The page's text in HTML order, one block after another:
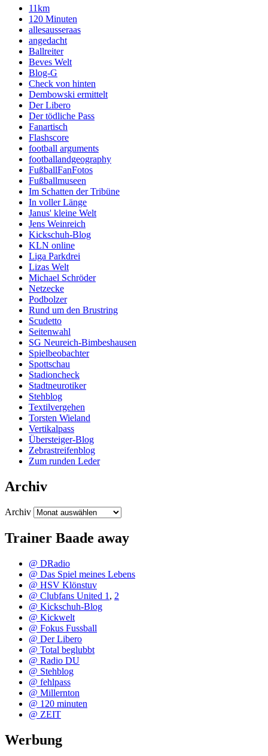
11km
120 Minuten
allesausseraas
angedacht
Ballreiter
Beves Welt
Blog-G
Check von hinten
Dembowski ermittelt
Der Libero
Der tödliche Pass
Fanartisch
Flashscore
football arguments
footballandgeography
FußballFanFotos
Fußballmuseen
Im Schatten der Tribüne
In voller Länge
Janus' kleine Welt
Jens Weinreich
Kickschuh-Blog
KLN online
Liga Parkdrei
Lizas Welt
Michael Schröder
Netzecke
Podbolzer
Rund um den Brustring
Scudetto
Seitenwahl
SG Neureich-Bimbeshausen
Spielbeobachter
Spottschau
Stadioncheck
Stadtneurotiker
Stehblog
Textilvergehen
Torsten Wieland
Vertikalpass
Übersteiger-Blog
Zebrastreifenblog
Zum runden Leder
Archiv
Archiv
Trainer Baade away
@ DRadio
@ Das Spiel meines Lebens
@ HSV Klönstuv
@ Clubfans United 1 , 2
@ Kickschuh-Blog
@ Kickwelt
@ Fokus Fussball
@ Der Libero
@ Total beglubbt
@ Radio DU
@ Stehblog
@ fehlpass
@ Millernton
@ 120 minuten
@ ZEIT
Werbung